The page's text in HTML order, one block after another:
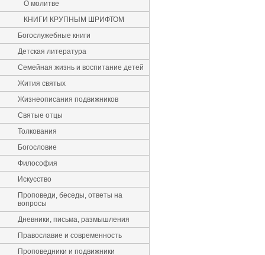
О молитве
КНИГИ КРУПНЫМ ШРИФТОМ
Богослужебные книги
Детская литература
Семейная жизнь и воспитание детей
Жития святых
Жизнеописания подвижников
Святые отцы
Толкования
Богословие
Философия
Искусство
Проповеди, беседы, ответы на
вопросы
Дневники, письма, размышления
Православие и современность
Проповедники и подвижники